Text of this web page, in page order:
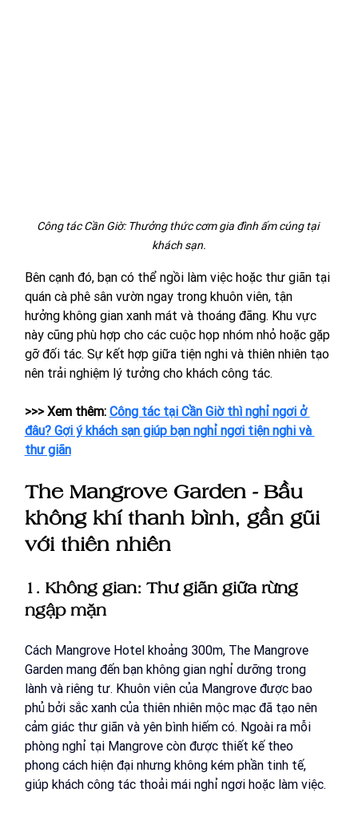
Công tác Cần Giờ: Thưởng thức cơm gia đình ấm cúng tại
khách sạn.
Bên cạnh đó, bạn có thể ngồi làm việc hoặc thư giãn tại
quán cà phê sân vườn ngay trong khuôn viên, tận
hưởng không gian xanh mát và thoáng đãng. Khu vực
này cũng phù hợp cho các cuộc họp nhóm nhỏ hoặc gặp
gỡ đối tác. Sự kết hợp giữa tiện nghi và thiên nhiên tạo
nên trải nghiệm lý tưởng cho khách công tác.
>>> Xem thêm: Công tác tại Cần Giờ thì nghỉ ngơi ở
đâu? Gợi ý khách sạn giúp bạn nghỉ ngơi tiện nghi và
thư giãn
The Mangrove Garden - Bầu
không khí thanh bình, gần gũi
với thiên nhiên
1. Không gian: Thư giãn giữa rừng
ngập mặn
Cách Mangrove Hotel khoảng 300m, The Mangrove
Garden mang đến bạn không gian nghỉ dưỡng trong
lành và riêng tư. Khuôn viên của Mangrove được bao
phủ bởi sắc xanh của thiên nhiên mộc mạc đã tạo nên
cảm giác thư giãn và yên bình hiếm có. Ngoài ra mỗi
phòng nghỉ tại Mangrove còn được thiết kế theo
phong cách hiện đại nhưng không kém phần tinh tế,
giúp khách công tác thoải mái nghỉ ngơi hoặc làm việc.